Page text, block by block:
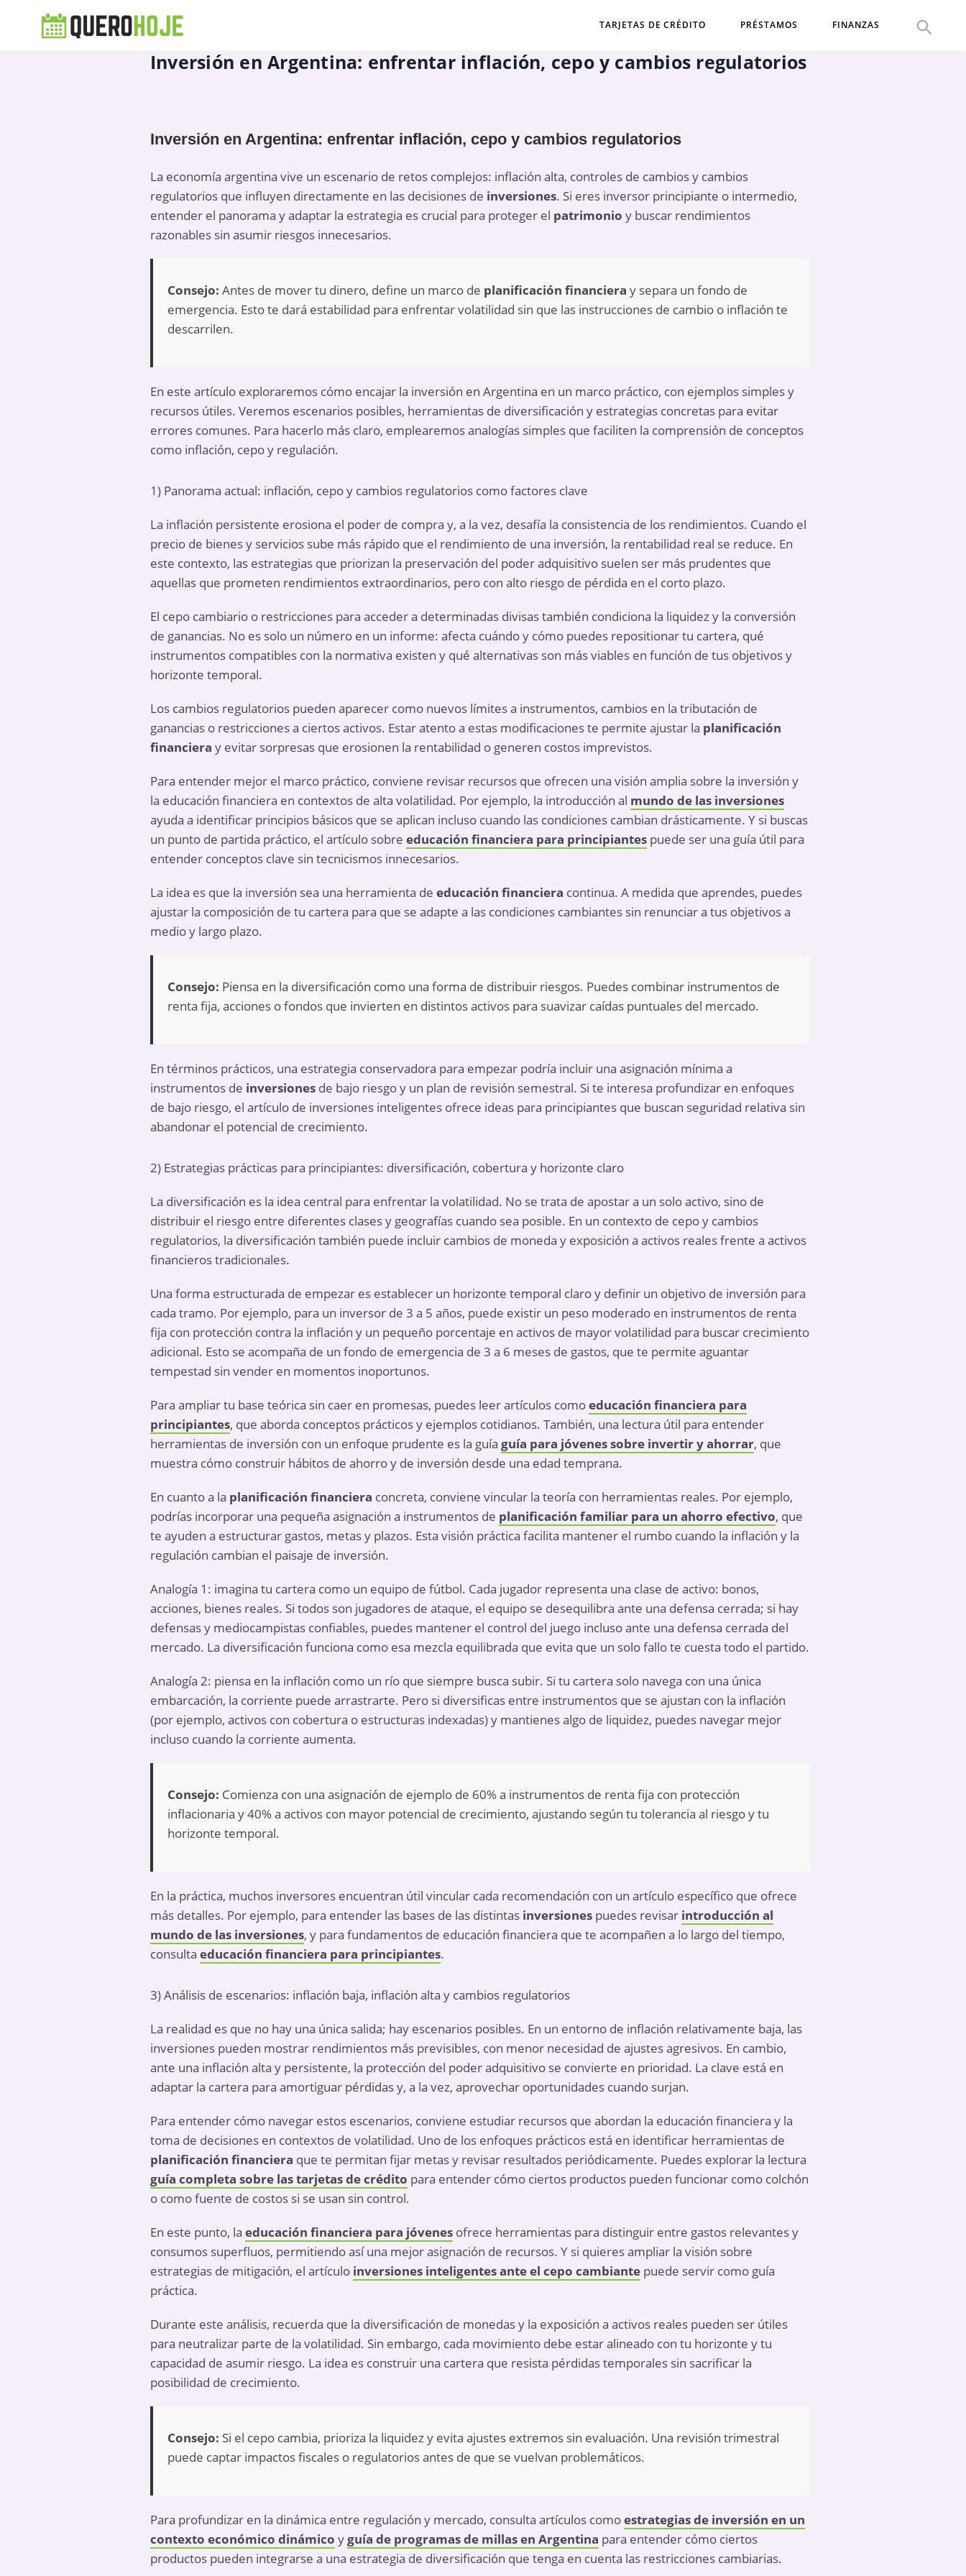
TARJETAS DE CRÉDITO PRÉSTAMOS FINANZAS
Inversión en Argentina: enfrentar inflación, cepo y cambios regulatorios
Inversión en Argentina: enfrentar inflación, cepo y cambios regulatorios
La economía argentina vive un escenario de retos complejos: inflación alta, controles de cambios y cambios
regulatorios que influyen directamente en las decisiones de inversiones. Si eres inversor principiante o intermedio,
entender el panorama y adaptar la estrategia es crucial para proteger el patrimonio y buscar rendimientos
razonables sin asumir riesgos innecesarios.
Consejo: Antes de mover tu dinero, define un marco de planificación financiera y separa un fondo de
emergencia. Esto te dará estabilidad para enfrentar volatilidad sin que las instrucciones de cambio o inflación te
descarrilen.
En este artículo exploraremos cómo encajar la inversión en Argentina en un marco práctico, con ejemplos simples y
recursos útiles. Veremos escenarios posibles, herramientas de diversificación y estrategias concretas para evitar
errores comunes. Para hacerlo más claro, emplearemos analogías simples que faciliten la comprensión de conceptos
como inflación, cepo y regulación.
1) Panorama actual: inflación, cepo y cambios regulatorios como factores clave
La inflación persistente erosiona el poder de compra y, a la vez, desafía la consistencia de los rendimientos. Cuando el
precio de bienes y servicios sube más rápido que el rendimiento de una inversión, la rentabilidad real se reduce. En
este contexto, las estrategias que priorizan la preservación del poder adquisitivo suelen ser más prudentes que
aquellas que prometen rendimientos extraordinarios, pero con alto riesgo de pérdida en el corto plazo.
El cepo cambiario o restricciones para acceder a determinadas divisas también condiciona la liquidez y la conversión
de ganancias. No es solo un número en un informe: afecta cuándo y cómo puedes repositionar tu cartera, qué
instrumentos compatibles con la normativa existen y qué alternativas son más viables en función de tus objetivos y
horizonte temporal.
Los cambios regulatorios pueden aparecer como nuevos límites a instrumentos, cambios en la tributación de
ganancias o restricciones a ciertos activos. Estar atento a estas modificaciones te permite ajustar la planificación
financiera y evitar sorpresas que erosionen la rentabilidad o generen costos imprevistos.
Para entender mejor el marco práctico, conviene revisar recursos que ofrecen una visión amplia sobre la inversión y
la educación financiera en contextos de alta volatilidad. Por ejemplo, la introducción al mundo de las inversiones
ayuda a identificar principios básicos que se aplican incluso cuando las condiciones cambian drásticamente. Y si buscas
un punto de partida práctico, el artículo sobre educación financiera para principiantes puede ser una guía útil para
entender conceptos clave sin tecnicismos innecesarios.
La idea es que la inversión sea una herramienta de educación financiera continua. A medida que aprendes, puedes
ajustar la composición de tu cartera para que se adapte a las condiciones cambiantes sin renunciar a tus objetivos a
medio y largo plazo.
Consejo: Piensa en la diversificación como una forma de distribuir riesgos. Puedes combinar instrumentos de
renta fija, acciones o fondos que invierten en distintos activos para suavizar caídas puntuales del mercado.
En términos prácticos, una estrategia conservadora para empezar podría incluir una asignación mínima a
instrumentos de inversiones de bajo riesgo y un plan de revisión semestral. Si te interesa profundizar en enfoques
de bajo riesgo, el artículo de inversiones inteligentes ofrece ideas para principiantes que buscan seguridad relativa sin
abandonar el potencial de crecimiento.
2) Estrategias prácticas para principiantes: diversificación, cobertura y horizonte claro
La diversificación es la idea central para enfrentar la volatilidad. No se trata de apostar a un solo activo, sino de
distribuir el riesgo entre diferentes clases y geografías cuando sea posible. En un contexto de cepo y cambios
regulatorios, la diversificación también puede incluir cambios de moneda y exposición a activos reales frente a activos
financieros tradicionales.
Una forma estructurada de empezar es establecer un horizonte temporal claro y definir un objetivo de inversión para
cada tramo. Por ejemplo, para un inversor de 3 a 5 años, puede existir un peso moderado en instrumentos de renta
fija con protección contra la inflación y un pequeño porcentaje en activos de mayor volatilidad para buscar crecimiento
adicional. Esto se acompaña de un fondo de emergencia de 3 a 6 meses de gastos, que te permite aguantar
tempestad sin vender en momentos inoportunos.
Para ampliar tu base teórica sin caer en promesas, puedes leer artículos comoeducación financiera para
principiantes, que aborda conceptos prácticos y ejemplos cotidianos. También, una lectura útil para entender
herramientas de inversión con un enfoque prudente es la guía guía para jóvenes sobre invertir y ahorrar, que
muestra cómo construir hábitos de ahorro y de inversión desde una edad temprana.
En cuanto a la planificación financiera concreta, conviene vincular la teoría con herramientas reales. Por ejemplo,
podrías incorporar una pequeña asignación a instrumentos de planificación familiar para un ahorro efectivo, que
te ayuden a estructurar gastos, metas y plazos. Esta visión práctica facilita mantener el rumbo cuando la inflación y la
regulación cambian el paisaje de inversión.
Analogía 1: imagina tu cartera como un equipo de fútbol. Cada jugador representa una clase de activo: bonos,
acciones, bienes reales. Si todos son jugadores de ataque, el equipo se desequilibra ante una defensa cerrada; si hay
defensas y mediocampistas confiables, puedes mantener el control del juego incluso ante una defensa cerrada del
mercado. La diversificación funciona como esa mezcla equilibrada que evita que un solo fallo te cuesta todo el partido.
Analogía 2: piensa en la inflación como un río que siempre busca subir. Si tu cartera solo navega con una única
embarcación, la corriente puede arrastrarte. Pero si diversificas entre instrumentos que se ajustan con la inflación
(por ejemplo, activos con cobertura o estructuras indexadas) y mantienes algo de liquidez, puedes navegar mejor
incluso cuando la corriente aumenta.
Consejo: Comienza con una asignación de ejemplo de 60% a instrumentos de renta fija con protección
inflacionaria y 40% a activos con mayor potencial de crecimiento, ajustando según tu tolerancia al riesgo y tu
horizonte temporal.
En la práctica, muchos inversores encuentran útil vincular cada recomendación con un artículo específico que ofrece
más detalles. Por ejemplo, para entender las bases de las distintas inversiones puedes revisar introducción al
mundo de las inversiones, y para fundamentos de educación financiera que te acompañen a lo largo del tiempo,
consulta educación financiera para principiantes.
3) Análisis de escenarios: inflación baja, inflación alta y cambios regulatorios
La realidad es que no hay una única salida; hay escenarios posibles. En un entorno de inflación relativamente baja, las
inversiones pueden mostrar rendimientos más previsibles, con menor necesidad de ajustes agresivos. En cambio,
ante una inflación alta y persistente, la protección del poder adquisitivo se convierte en prioridad. La clave está en
adaptar la cartera para amortiguar pérdidas y, a la vez, aprovechar oportunidades cuando surjan.
Para entender cómo navegar estos escenarios, conviene estudiar recursos que abordan la educación financiera y la
toma de decisiones en contextos de volatilidad. Uno de los enfoques prácticos está en identificar herramientas de
planificación financiera que te permitan fijar metas y revisar resultados periódicamente. Puedes explorar la lectura
guía completa sobre las tarjetas de crédito para entender cómo ciertos productos pueden funcionar como colchón
o como fuente de costos si se usan sin control.
En este punto, la educación financiera para jóvenes ofrece herramientas para distinguir entre gastos relevantes y
consumos superfluos, permitiendo así una mejor asignación de recursos. Y si quieres ampliar la visión sobre
estrategias de mitigación, el artículo inversiones inteligentes ante el cepo cambiante puede servir como guía
práctica.
Durante este análisis, recuerda que la diversificación de monedas y la exposición a activos reales pueden ser útiles
para neutralizar parte de la volatilidad. Sin embargo, cada movimiento debe estar alineado con tu horizonte y tu
capacidad de asumir riesgo. La idea es construir una cartera que resista pérdidas temporales sin sacrificar la
posibilidad de crecimiento.
Consejo: Si el cepo cambia, prioriza la liquidez y evita ajustes extremos sin evaluación. Una revisión trimestral
puede captar impactos fiscales o regulatorios antes de que se vuelvan problemáticos.
Para profundizar en la dinámica entre regulación y mercado, consulta artículos comoestrategias de inversión en un
contexto económico dinámico yguía de programas de millas en Argentina para entender cómo ciertos
productos pueden integrarse a una estrategia de diversificación que tenga en cuenta las restricciones cambiarias.